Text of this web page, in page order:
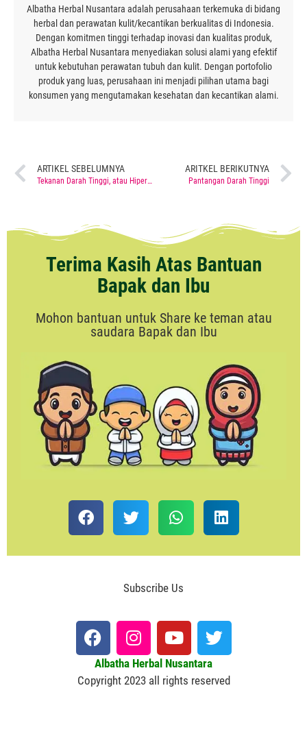
Albatha Herbal Nusantara adalah perusahaan terkemuka di bidang
herbal dan perawatan kulit/kecantikan berkualitas di Indonesia.
Dengan komitmen tinggi terhadap inovasi dan kualitas produk,
Albatha Herbal Nusantara menyediakan solusi alami yang efektif
untuk kebutuhan perawatan tubuh dan kulit. Dengan portofolio
produk yang luas, perusahaan ini menjadi pilihan utama bagi
konsumen yang mengutamakan kesehatan dan kecantikan alami.
ARTIKEL SEBELUMNYA
Tekanan Darah Tinggi, atau Hipertensi adalah Kondisi Medis Berbahaya
ARITKEL BERIKUTNYA
Pantangan Darah Tinggi
Terima Kasih Atas Bantuan
Bapak dan Ibu
Mohon bantuan untuk Share ke teman atau
saudara Bapak dan Ibu
Subscribe Us
Albatha Herbal Nusantara
Copyright 2023 all rights reserved